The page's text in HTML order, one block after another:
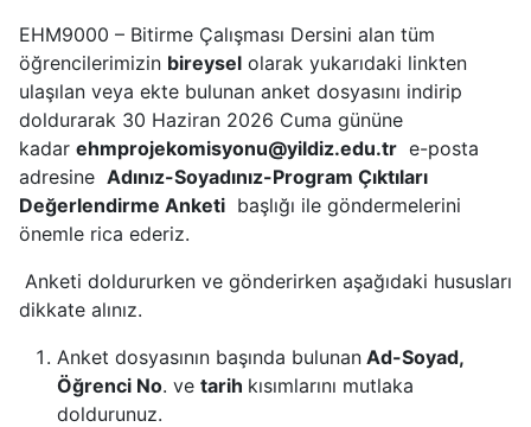
EHM9000 – Bitirme Çalışması Dersini alan tüm
öğrencilerimizin bireysel olarak yukarıdaki linkten
ulaşılan veya ekte bulunan anket dosyasını indirip
doldurarak 30 Haziran 2026 Cuma gününe
kadar ehmprojekomisyonu@yildiz.edu.tr e-posta
adresine Adınız-Soyadınız-Program Çıktıları
Değerlendirme Anketi başlığı ile göndermelerini
önemle rica ederiz.
Anketi doldururken ve gönderirken aşağıdaki hususları
dikkate alınız.
Anket dosyasının başında bulunan Ad-Soyad,
Öğrenci No. ve tarih kısımlarını mutlaka
doldurunuz.